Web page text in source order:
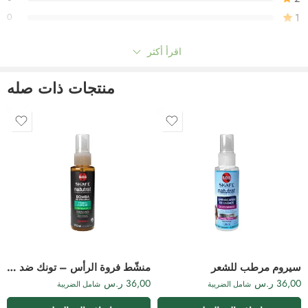
1
0
Be the first to review!
اقرأ أكثر
منتجات ذات صله
سيروم مرطب للشعر
36,00 ر.س شامل الضريبة
منشّط فروة الرأس – تونك ضد التساقط
36,00 ر.س شامل الضريبة